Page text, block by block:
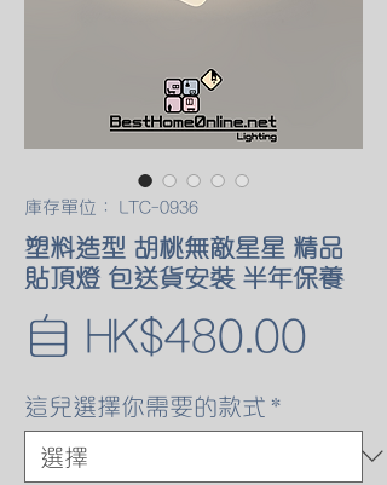
庫存單位： LTC-0936
塑料造型 胡桃無敵星星 精品
貼頂燈 包送貨安裝 半年保養
自 HK$480.00
價
這兒選擇你需要的款式 *